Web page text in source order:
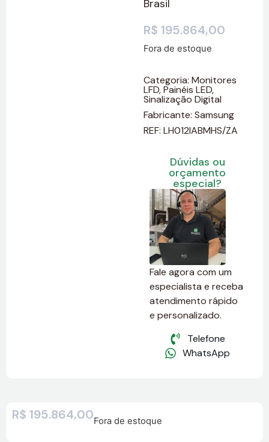
Brasil
R$ 195.864,00
Fora de estoque
Categoria:Monitores
LFD,Painéis LED,
Sinalização Digital
Fabricante:Samsung
REF: LH012IABMHS/ZA
Dúvidas ou
orçamento
especial?
Fale agora com um
especialista e receba
atendimento rápido
e personalizado.
Telefone
WhatsApp
R$ 195.864,00Fora de estoque